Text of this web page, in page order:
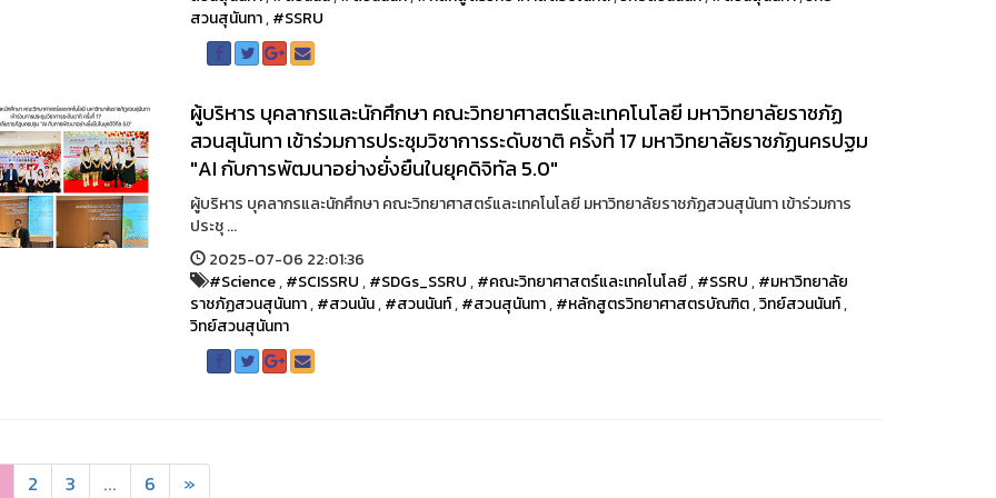
สวนสุนันทา,#SSRU
ผู้บริหาร บุคลากรและนักศึกษา คณะวิทยาศาสตร์และเทคโนโลยี มหาวิทยาลัยราชภัฏ
สวนสุนันทา เข้าร่วมการประชุมวิชาการระดับชาติ ครั้งที่ 17 มหาวิทยาลัยราชภัฏนครปฐม
"AI กับการพัฒนาอย่างยั่งยืนในยุคดิจิทัล 5.0"
ผู้บริหาร บุคลากรและนักศึกษา คณะวิทยาศาสตร์และเทคโนโลยี มหาวิทยาลัยราชภัฏสวนสุนันทา เข้าร่วมการ
ประชุ ...
2025-07-06 22:01:36
#Science,#SCISSRU,#SDGs_SSRU,#คณะวิทยาศาสตร์และเทคโนโลยี,#SSRU,#มหาวิทยาลัย
ราชภัฏสวนสุนันทา,#สวนนัน,#สวนนันท์,#สวนสุนันทา,#หลักสูตรวิทยาศาสตรบัณฑิต,วิทย์สวนนันท์,
วิทย์สวนสุนันทา
2 3 ... 6 »